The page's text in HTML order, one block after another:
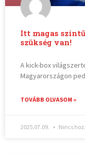
Itt magas
szükség van!
A kick-box
Magyarországon
TOVÁBB OLVASOM »
2025.07.09. Nincs